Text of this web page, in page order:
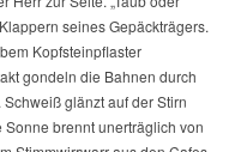
seines Gepäckträgers.
Kopfsteinpflaster
gondeln die Bahnen durch
glänzt auf der Stirn
brennt unerträglich von